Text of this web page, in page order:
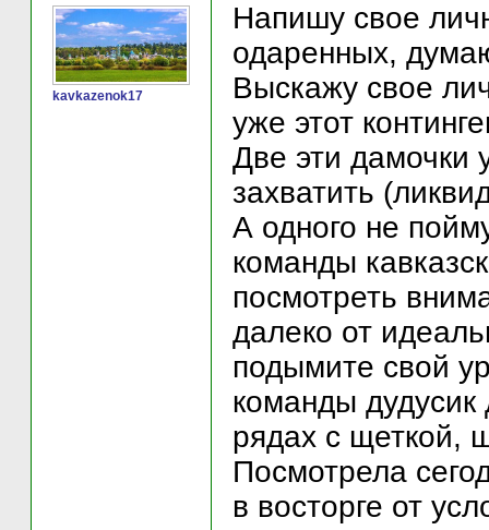
kavkazenok17
Напишу свое
одаренных,
Выскажу свое
уже этот
Две эти дамочки
захватить
А одного не
команды
посмотреть
далеко от
подымите свой
команды
рядах с щеткой,
Посмотрела
в восторге от